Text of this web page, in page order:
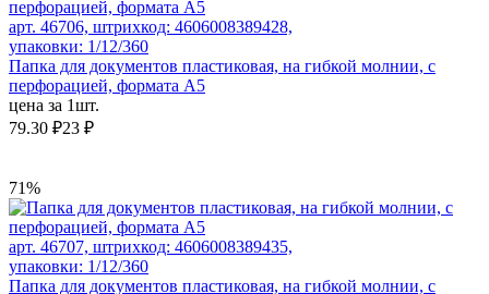
арт. 46706, штрихкод: 4606008389428,
упаковки: 1/12/360
Папка для документов пластиковая, на гибкой молнии, с
перфорацией, формата А5
цена за 1шт.
79.30 ₽23 ₽
71%
арт. 46707, штрихкод: 4606008389435,
упаковки: 1/12/360
Папка для документов пластиковая, на гибкой молнии, с